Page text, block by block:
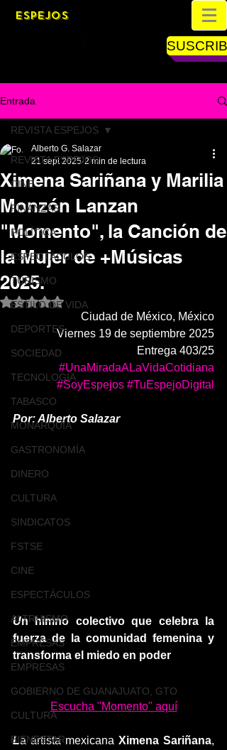
ESPEJOS
Entrada
REVISTA ESPEJOS
CINE
FINANZAS
POLÍTICA
ESPECTÁCULOS
TURISMO
ESTILO DE VIDA
DEPORTES
SOCIEDAD
TECNOLOGÍA
TABASCO
MONARQUÍA
GASTRONOMÍA
DINERO
CULTURA
SINDICATOS
FSTSE
CINE
ESPECTÁCULOS
ALTRUISMO
EMPRESAS
EMPRESAS
GOBIERNO DE GUANAJUATO, GTO
CULTURA
BIENESTAR
REVISTA ESPEJOS
Ximena Sariñana y Marilia
Monzón Lanzan
"Momento", la Canción de
la Mujer de +Músicas
2025.
Alberto G. Salazar
21 sept 2025 2 min de lectura
Obtuvo NaN de 5 estrellas.
Ciudad de México, México
Viernes 19 de septiembre 2025
Entrega 403/25
#UnaMiradaALaVidaCotidiana
#SoyEspejos #TuEspejoDigital
Por: Alberto Salazar
Un himno colectivo que celebra la
fuerza de la comunidad femenina y
transforma el miedo en poder
Escucha "Momento" aquí
La artista mexicana Ximena Sariñana,